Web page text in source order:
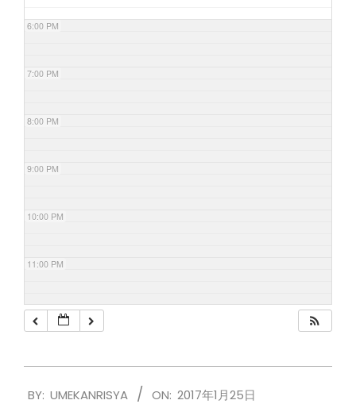
6:00 PM
7:00 PM
8:00 PM
9:00 PM
10:00 PM
11:00 PM
01-
BY: UMEKANRISYA ON: 2017年1月25日